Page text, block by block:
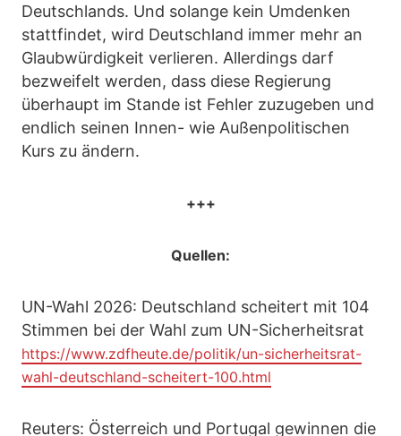
Deutschlands. Und solange kein Umdenken
stattfindet, wird Deutschland immer mehr an
Glaubwürdigkeit verlieren. Allerdings darf
bezweifelt werden, dass diese Regierung
überhaupt im Stande ist Fehler zuzugeben und
endlich seinen Innen- wie Außenpolitischen
Kurs zu ändern.
+++
Quellen:
UN-Wahl 2026: Deutschland scheitert mit 104
Stimmen bei der Wahl zum UN-Sicherheitsrat
https://www.zdfheute.de/politik/un-sicherheitsrat-
wahl-deutschland-scheitert-100.html
Reuters: Österreich und Portugal gewinnen die